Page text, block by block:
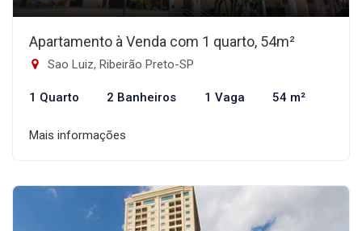
Apartamento à Venda com 1 quarto, 54m²
Sao Luiz, Ribeirão Preto-SP
1 Quarto 2 Banheiros 1 Vaga 54 m²
Mais informações